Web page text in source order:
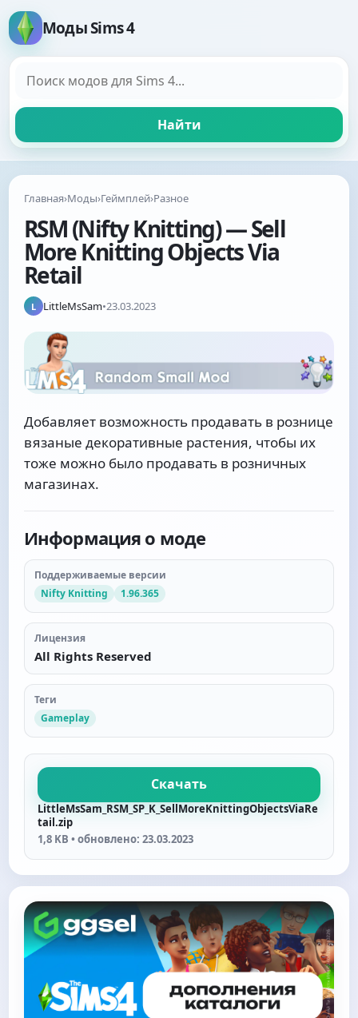
Моды Sims 4
Найти
Главная›Моды›Геймплей›Разное
RSM (Nifty Knitting) — Sell
More Knitting Objects Via
Retail
L LittleMsSam•23.03.2023
Добавляет возможность продавать в рознице
вязаные декоративные растения, чтобы их
тоже можно было продавать в розничных
магазинах.
Информация о моде
Поддерживаемые версии
Nifty Knitting
1.96.365
Лицензия
All Rights Reserved
Теги
Gameplay
Скачать
LittleMsSam_RSM_SP_K_SellMoreKnittingObjectsViaRe
tail.zip
1,8 KB • обновлено: 23.03.2023